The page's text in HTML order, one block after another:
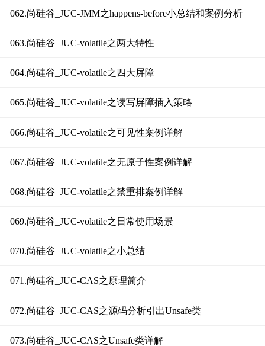
062.尚硅谷_JUC-JMM之happens-before小总结和案例分析
063.尚硅谷_JUC-volatile之两大特性
064.尚硅谷_JUC-volatile之四大屏障
065.尚硅谷_JUC-volatile之读写屏障插入策略
066.尚硅谷_JUC-volatile之可见性案例详解
067.尚硅谷_JUC-volatile之无原子性案例详解
068.尚硅谷_JUC-volatile之禁重排案例详解
069.尚硅谷_JUC-volatile之日常使用场景
070.尚硅谷_JUC-volatile之小总结
071.尚硅谷_JUC-CAS之原理简介
072.尚硅谷_JUC-CAS之源码分析引出Unsafe类
073.尚硅谷_JUC-CAS之Unsafe类详解